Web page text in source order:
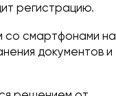
регистрацию.
со смартфонами на
документов и